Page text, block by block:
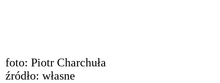
foto: Piotr Charchuła
źródło: własne